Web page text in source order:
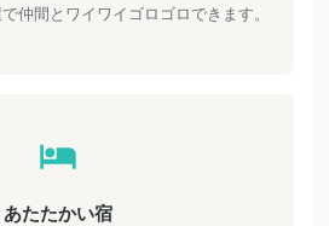
仲間とワイワイゴロゴロできます。
あたたかい宿